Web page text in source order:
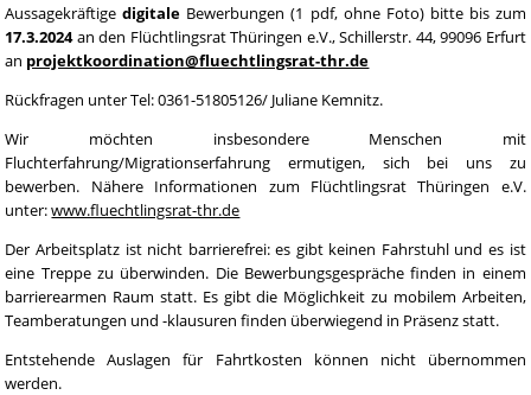
Aussagekräftigedigitale Bewerbungen (1 pdf, ohne Foto) bitte bis zum
17.3.2024an den Flüchtlingsrat Thüringen e.V., Schillerstr. 44, 99096 Erfurt
an projektkoordination@fluechtlingsrat-thr.de
Rückfragen unter Tel: 0361-51805126/ Juliane Kemnitz.
Wir möchten insbesondere Menschen mit
Fluchterfahrung/Migrationserfahrung ermutigen, sich bei uns zu
bewerben. Nähere Informationen zum Flüchtlingsrat Thüringen e.V.
unter:www.fluechtlingsrat-thr.de
Der Arbeitsplatz ist nicht barrierefrei: es gibt keinen Fahrstuhl und es ist
eine Treppe zu überwinden. Die Bewerbungsgespräche finden in einem
barrierearmen Raum statt. Es gibt die Möglichkeit zu mobilem Arbeiten,
Teamberatungen und -klausuren finden überwiegend in Präsenz statt.
Entstehende Auslagen für Fahrtkosten können nicht übernommen
werden.